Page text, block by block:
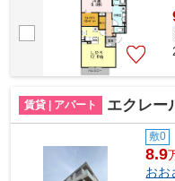
賃貸 | アパート エクレ
敷0
8.9
おお